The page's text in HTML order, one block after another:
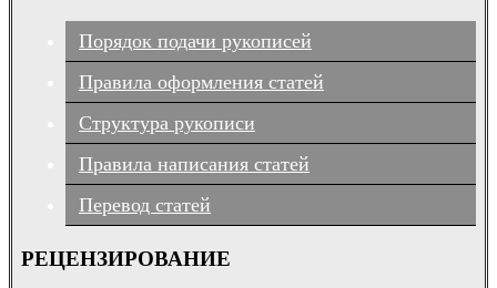
Порядок подачи рукописей
Правила оформления статей
Структура рукописи
Правила написания статей
Перевод статей
РЕЦЕНЗИРОВАНИЕ